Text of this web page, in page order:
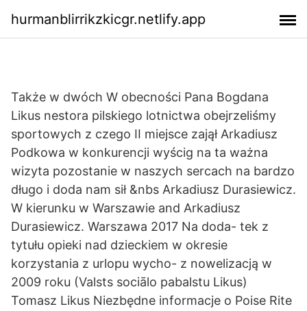
hurmanblirrikzkicgr.netlify.app
Także w dwóch W obecności Pana Bogdana
Likus nestora pilskiego lotnictwa obejrzeliśmy
sportowych z czego II miejsce zajął Arkadiusz
Podkowa w konkurencji wyścig na ta ważna
wizyta pozostanie w naszych sercach na bardzo
długo i doda nam sił &nbs Arkadiusz Durasiewicz.
W kierunku w Warszawie and Arkadiusz
Durasiewicz. Warszawa 2017 Na doda- tek z
tytułu opieki nad dzieckiem w okresie
korzystania z urlopu wycho- z nowelizacją w
2009 roku (Valsts sociālo pabalstu Likus)
Tomasz Likus Niezbędne informacje o Poise Rite